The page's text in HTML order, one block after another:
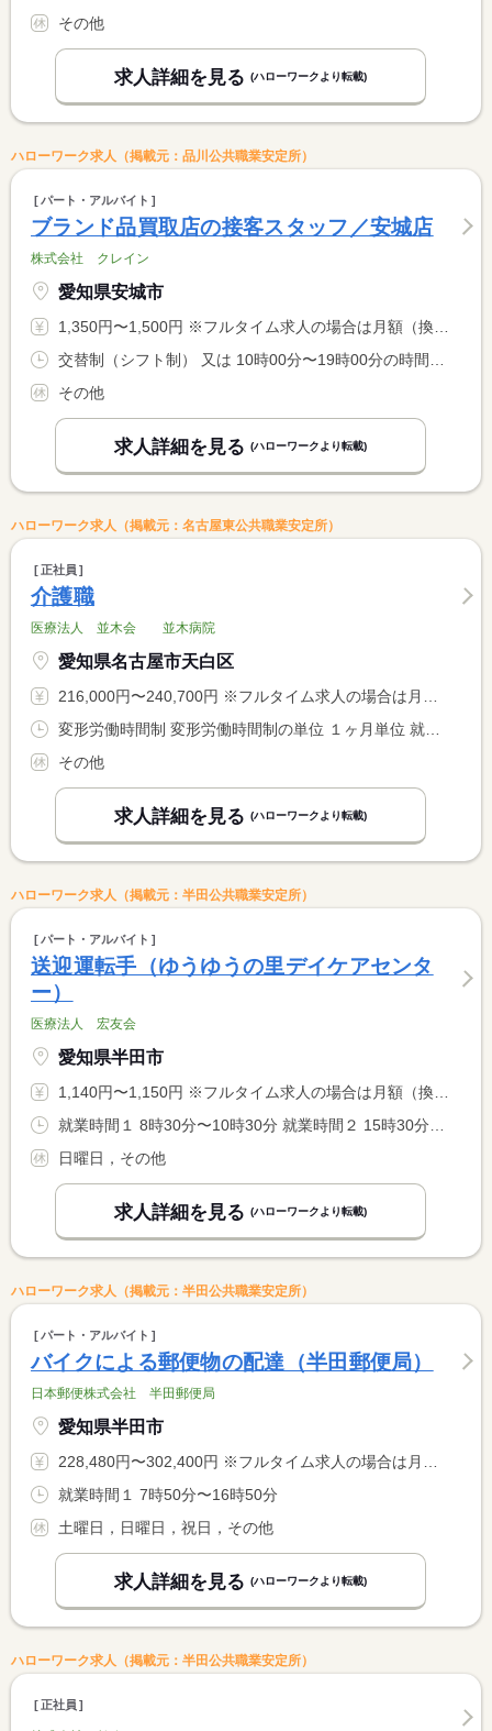
その他
求人詳細を見る (ハローワークより転載)
ハローワーク求人（掲載元：品川公共職業安定所）
パート・アルバイト
ブランド品買取店の接客スタッフ／安城店
株式会社 クレイン
愛知県安城市
1,350円〜1,500円 ※フルタイム求人の場合は月額（換算額）、パート求人の場合は時間額を表示しています。
その他
求人詳細を見る (ハローワークより転載)
ハローワーク求人（掲載元：名古屋東公共職業安定所）
正社員
介護職
医療法人 並木会 並木病院
愛知県名古屋市天白区
216,000円〜240,700円 ※フルタイム求人の場合は月額（換算額）、パート求人の場合は時間額を表示しています。
その他
求人詳細を見る (ハローワークより転載)
ハローワーク求人（掲載元：半田公共職業安定所）
パート・アルバイト
送迎運転手（ゆうゆうの里デイケアセンタ
ー）
医療法人 宏友会
愛知県半田市
1,140円〜1,150円 ※フルタイム求人の場合は月額（換算額）、パート求人の場合は時間額を表示しています。
日曜日，その他
求人詳細を見る (ハローワークより転載)
ハローワーク求人（掲載元：半田公共職業安定所）
パート・アルバイト
バイクによる郵便物の配達（半田郵便局）
日本郵便株式会社 半田郵便局
愛知県半田市
228,480円〜302,400円 ※フルタイム求人の場合は月額（換算額）、パート求人の場合は時間額を表示しています。
就業時間１ 7時50分〜16時50分
土曜日，日曜日，祝日，その他
求人詳細を見る (ハローワークより転載)
ハローワーク求人（掲載元：半田公共職業安定所）
正社員